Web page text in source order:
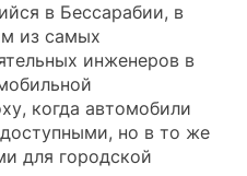
в Бессарабии, в
из самых
инженеров в
когда автомобили
но в то же
для городской